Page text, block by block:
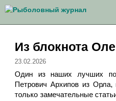
Перейти
содержимому
Из блокнота
23.02.2026
Один из наших лучших
Петрович Архипов из
только замечательные